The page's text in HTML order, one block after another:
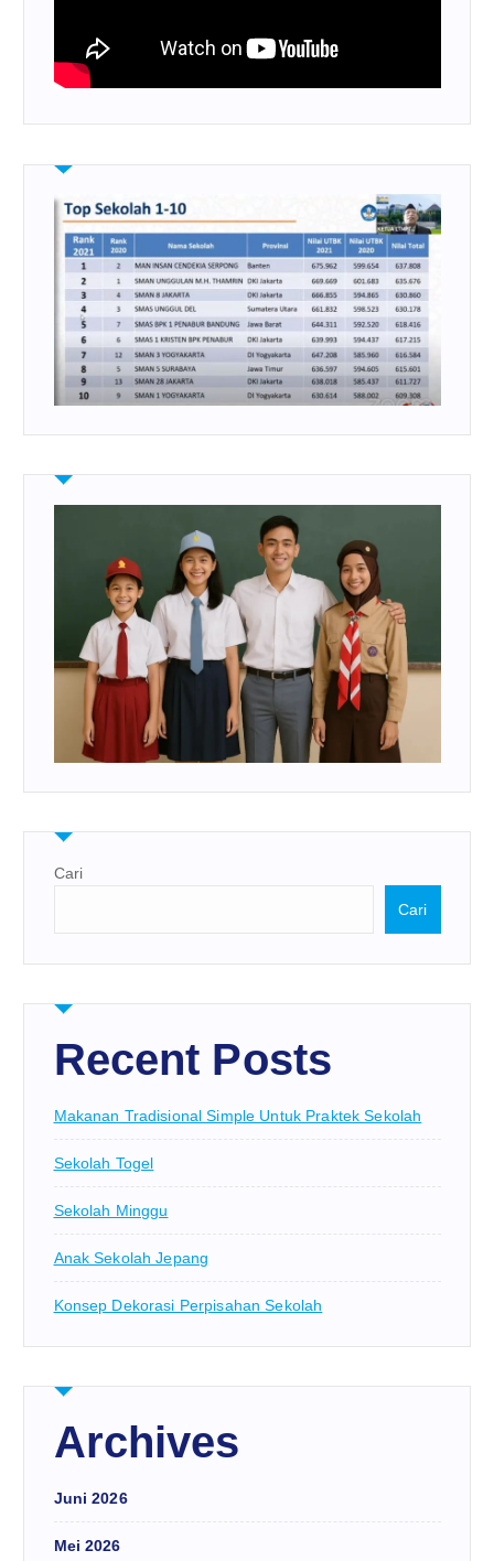
Cari
Cari
Recent Posts
Makanan Tradisional Simple Untuk Praktek Sekolah
Sekolah Togel
Sekolah Minggu
Anak Sekolah Jepang
Konsep Dekorasi Perpisahan Sekolah
Archives
Juni 2026
Mei 2026